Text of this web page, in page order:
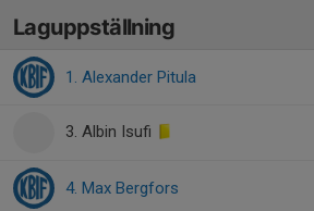
Laguppställning
1. Alexander Pitula
3. Albin Isufi
4. Max Bergfors